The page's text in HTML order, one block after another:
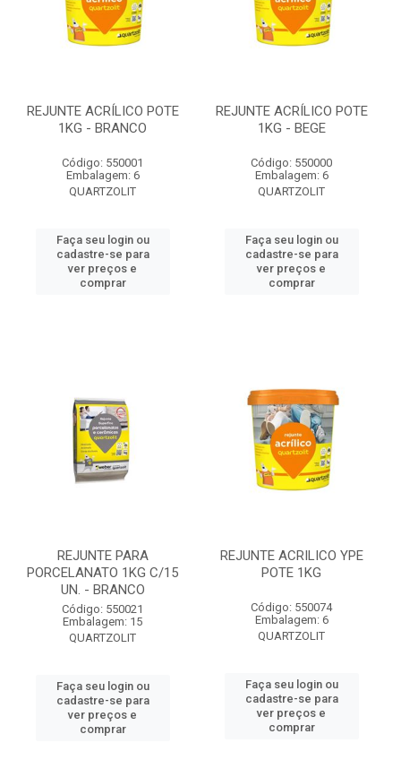
REJUNTE ACRÍLICO POTE
1KG - BRANCO
Código: 550001
Embalagem: 6
QUARTZOLIT
Faça seu login ou
cadastre-se para
ver preços e
comprar
REJUNTE ACRÍLICO POTE
1KG - BEGE
Código: 550000
Embalagem: 6
QUARTZOLIT
Faça seu login ou
cadastre-se para
ver preços e
comprar
REJUNTE PARA
PORCELANATO 1KG C/15
UN. - BRANCO
Código: 550021
Embalagem: 15
QUARTZOLIT
Faça seu login ou
cadastre-se para
ver preços e
comprar
REJUNTE ACRILICO YPE
POTE 1KG
Código: 550074
Embalagem: 6
QUARTZOLIT
Faça seu login ou
cadastre-se para
ver preços e
comprar